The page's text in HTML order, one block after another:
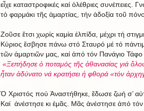
εἶχε καταστροφικές καί ὀλέθριες συνέπειες.
τό φαρμάκι τῆς ἁμαρτίας, τήν ἀδοξία τοῦ
Ζοῦσε ἔτσι χωρίς καμία ἐλπίδα, μέχρι τή
Κύριος ἔσβησε πάνω στό Σταυρό μέ τό
τῶν ἁμαρτιῶν μας, καί ἀπό τόν Πανάγιο
«Ξεπήδησε ὁ ποταμός τῆς ἀθανασίας γιά
ἦταν ἀδύνατο νά κρατήσει ἡ φθορά «τόν
Ὁ Χριστός πού Ἀναστήθηκε, ἔδωσε ζωή σ’
Καί ἀνέστησε κι ἐμᾶς. Μᾶς ἀνέστησε ἀπό